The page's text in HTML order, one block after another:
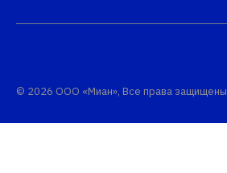
© 2026 ООО «Миан», Все права защищены